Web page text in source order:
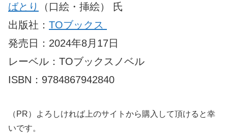
ばとり
（口絵・挿絵） 氏
出版社： TOブックス
発売日：2024年8月17日
レーベル：TOブックスノベル
ISBN：9784867942840
（PR）よろしければ上のサイトから購入して頂けると幸
いです。